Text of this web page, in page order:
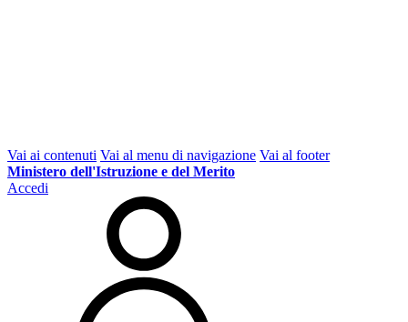
Vai ai contenuti Vai al menu di navigazione Vai al footer
Ministero dell'Istruzione e del Merito
Accedi